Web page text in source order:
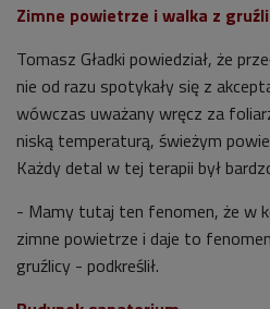
Zimne powietrze i walka z
Tomasz Gładki powiedział, że
nie od razu spotykały się z
wówczas uważany wręcz za
niską temperaturą, świeżym
Każdy detal w tej terapii był
- Mamy tutaj ten fenomen, że w
zimne powietrze i daje to
gruźlicy - podkreślił.